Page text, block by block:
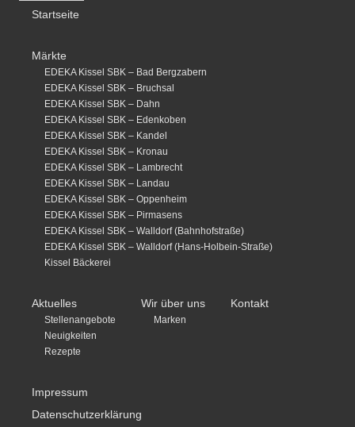
Startseite
Märkte
EDEKA Kissel SBK – Bad Bergzabern
EDEKA Kissel SBK – Bruchsal
EDEKA Kissel SBK – Dahn
EDEKA Kissel SBK – Edenkoben
EDEKA Kissel SBK – Kandel
EDEKA Kissel SBK – Kronau
EDEKA Kissel SBK – Lambrecht
EDEKA Kissel SBK – Landau
EDEKA Kissel SBK – Oppenheim
EDEKA Kissel SBK – Pirmasens
EDEKA Kissel SBK – Walldorf (Bahnhofstraße)
EDEKA Kissel SBK – Walldorf (Hans-Holbein-Straße)
Kissel Bäckerei
Aktuelles
Stellenangebote
Neuigkeiten
Rezepte
Wir über uns
Marken
Kontakt
Impressum
Datenschutzerklärung